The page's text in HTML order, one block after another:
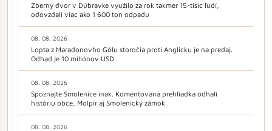
Zberný dvor v Dúbravke využilo za rok takmer 15-tisíc ľudí,
odovzdali viac ako 1 600 ton odpadu
08. 08. 2026
Lopta z Maradonovho Gólu storočia proti Anglicku je na predaj.
Odhad je 10 miliónov USD
08. 08. 2026
Spoznajte Smolenice inak. Komentovaná prehliadka odhalí
históriu obce, Molpír aj Smolenický zámok
08. 08. 2026